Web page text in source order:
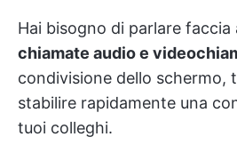
Hai bisogno di parlare faccia
chiamate audio e
condivisione dello schermo,
stabilire rapidamente una
tuoi colleghi.